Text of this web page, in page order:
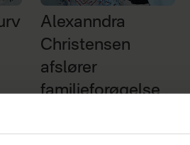
Alexanndra
Christensen
afslører
familieforøgelse